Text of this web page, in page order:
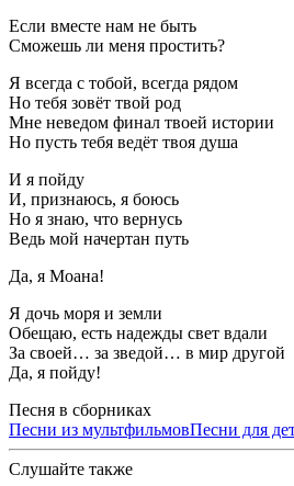
Если вместе нам не быть
Сможешь ли меня простить?
Я всегда с тобой, всегда рядом
Но тебя зовёт твой род
Мне неведом финал твоей истории
Но пусть тебя ведёт твоя душа
И я пойду
И, признаюсь, я боюсь
Но я знаю, что вернусь
Ведь мой начертан путь
Да, я Моана!
Я дочь моря и земли
Обещаю, есть надежды свет вдали
За своей… за зведой… в мир другой
Да, я пойду!
Песня в сборниках
Песни из мультфильмовПесни для
Слушайте также